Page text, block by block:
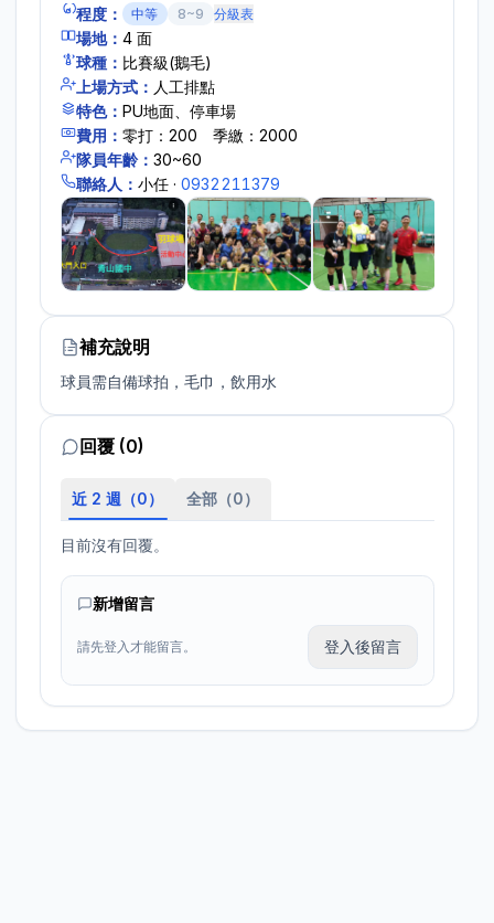
程度：
中等 8~9 分級表
場地： 4面
球種： 比賽級(鵝毛)
上場方式： 人工排點
特色： PU地面、停車場
費用： 零打：200 季繳：2000
隊員年齡： 30~60
聯絡人： 小任· 0932211379
補充說明
球員需自備球拍，毛巾，飲用水
回覆 (0)
近 2 週（0） 全部（0）
目前沒有回覆。
新增留言
請先登入才能留言。 登入後留言